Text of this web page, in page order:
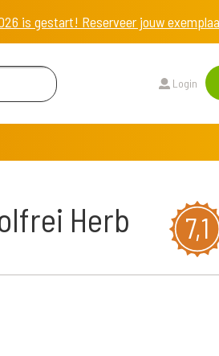
is gestart! Reserveer jouw
Login
7,1
Herb